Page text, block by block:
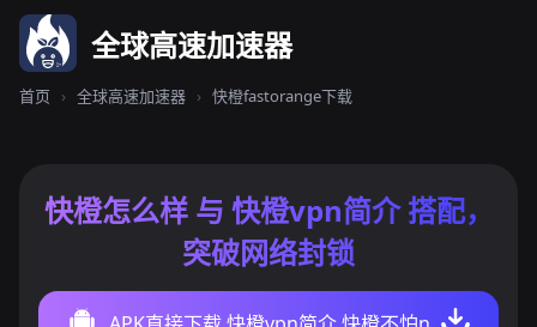
全球高速加速器
首页 › 全球高速加速器 › 快橙fastorange下载
快橙怎么样 与 快橙vpn简介 搭配，
突破网络封锁